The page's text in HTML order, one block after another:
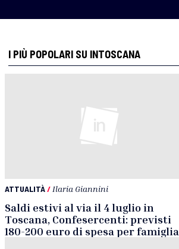
I PIÙ POPOLARI SU INTOSCANA
ATTUALITÀ/ Ilaria Giannini
Saldi estivi al via il 4 luglio in
Toscana, Confesercenti: previsti
180-200 euro di spesa per famiglia